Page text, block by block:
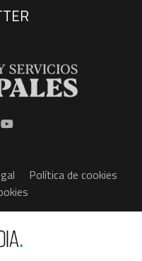
Política de cookies